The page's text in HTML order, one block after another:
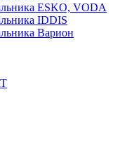
ESKO, VODA
IDDIS
Варион